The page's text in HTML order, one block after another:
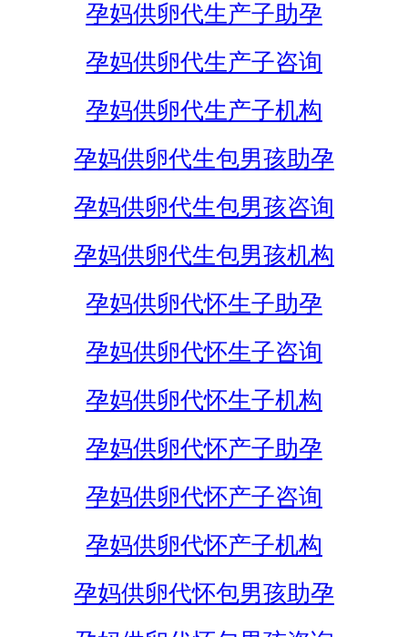
孕妈供卵代生产子助孕
孕妈供卵代生产子咨询
孕妈供卵代生产子机构
孕妈供卵代生包男孩助孕
孕妈供卵代生包男孩咨询
孕妈供卵代生包男孩机构
孕妈供卵代怀生子助孕
孕妈供卵代怀生子咨询
孕妈供卵代怀生子机构
孕妈供卵代怀产子助孕
孕妈供卵代怀产子咨询
孕妈供卵代怀产子机构
孕妈供卵代怀包男孩助孕